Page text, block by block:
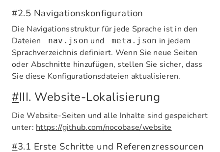
#2.5 Navigationskonfiguration
Die Navigationsstruktur für jede Sprache ist in den
Dateien
_nav.json und _meta.json in jedem
Sprachverzeichnis definiert. Wenn Sie neue Seiten
oder Abschnitte hinzufügen, stellen Sie sicher, dass
Sie diese Konfigurationsdateien aktualisieren.
#III. Website-Lokalisierung
Die Website-Seiten und alle Inhalte sind gespeichert
unter: https://github.com/nocobase/website
#3.1 Erste Schritte und Referenzressourcen